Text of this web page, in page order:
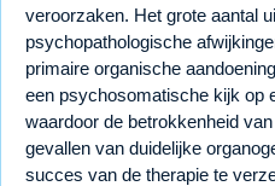
veroorzaken. Het grote aantal
psychopathologische
primaire organische
een psychosomatische kijk op
waardoor de betrokkenheid
gevallen van duidelijke
succes van de therapie te